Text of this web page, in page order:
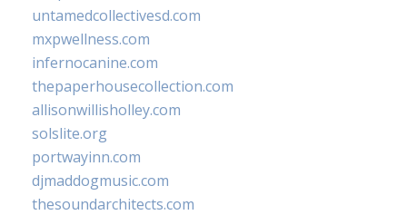
untamedcollectivesd.com
mxpwellness.com
infernocanine.com
thepaperhousecollection.com
allisonwillisholley.com
solslite.org
portwayinn.com
djmaddogmusic.com
thesoundarchitects.com